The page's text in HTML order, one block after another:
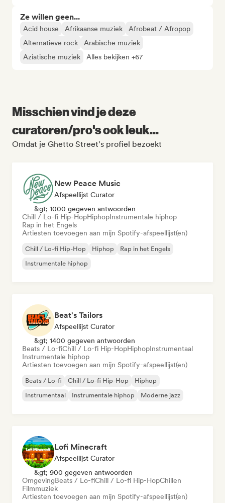
Ze willen geen...
Acid house Afrikaanse muziek
Afrobeat / Afropop
Alternatieve rock
Arabische muziek
Aziatische muziek
Alles bekijken +67
Misschien vind je deze
curatoren/pro's ook leuk...
Omdat je Ghetto Street's profiel bezoekt
New Peace Music
Afspeellijst Curator
&gt; 1000 gegeven antwoorden
Chill / Lo-fi Hip-HopHiphopInstrumentale hiphop
Rap in het Engels
Artiesten toevoegen aan mijn Spotify-afspeellijst(en)
Chill / Lo-fi Hip-Hop Hiphop
Rap in het Engels
Instrumentale hiphop
Beat's Tailors
Afspeellijst Curator
&gt; 1400 gegeven antwoorden
Beats / Lo-fiChill / Lo-fi Hip-HopHiphopInstrumentaal
Instrumentale hiphop
Artiesten toevoegen aan mijn Spotify-afspeellijst(en)
Beats / Lo-fi Chill / Lo-fi Hip-Hop
Hiphop
Instrumentaal
Instrumentale hiphop Moderne jazz
Lofi Minecraft
Afspeellijst Curator
&gt; 900 gegeven antwoorden
OmgevingBeats / Lo-fiChill / Lo-fi Hip-HopChillen
Filmmuziek
Artiesten toevoegen aan mijn Spotify-afspeellijst(en)